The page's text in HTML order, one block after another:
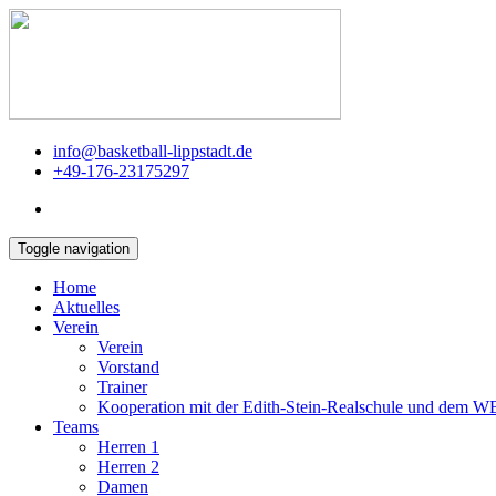
info@basketball-lippstadt.de
+49-176-23175297
Toggle navigation
Home
Aktuelles
Verein
Verein
Vorstand
Trainer
Kooperation mit der Edith-Stein-Realschule und dem
Teams
Herren 1
Herren 2
Damen